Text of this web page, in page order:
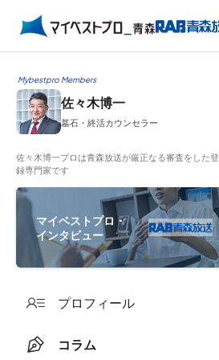
Mybestpro Members
佐々木博一
墓石・終活カウンセラー
佐々木博一プロは青森放送が厳正なる審査をした登
録専門家です
マイベストプロ・
インタビュー
プロフィール
コラム